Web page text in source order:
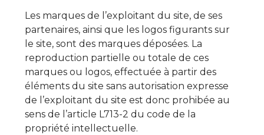
Les marques de l’exploitant du site, de ses
partenaires, ainsi que les logos figurants sur
le site, sont des marques déposées. La
reproduction partielle ou totale de ces
marques ou logos, effectuée à partir des
éléments du site sans autorisation expresse
de l’exploitant du site est donc prohibée au
sens de l’article L713-2 du code de la
propriété intellectuelle.